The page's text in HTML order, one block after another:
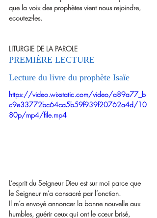
que la voix des prophètes vient nous rejoindre,
ecoutez-les.
LITURGIE DE LA PAROLE
PREMIÈRE LECTURE
Lecture du livre du prophète Isaïe
https://video.wixstatic.com/video/a89a77_b
c9e33772bc64ca5b59f939f20762a4d/10
80p/mp4/file.mp4
L’esprit du Seigneur Dieu est sur moi parce que
le Seigneur m’a consacré par l’onction.
Il m’a envoyé annoncer la bonne nouvelle aux
humbles, guérir ceux qui ont le cœur brisé,